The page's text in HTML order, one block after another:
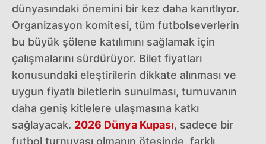
dünyasındaki önemini bir kez daha kanıtlıyor.
Organizasyon komitesi, tüm futbolseverlerin
bu büyük şölene katılımını sağlamak için
çalışmalarını sürdürüyor. Bilet fiyatları
konusundaki eleştirilerin dikkate alınması ve
uygun fiyatlı biletlerin sunulması, turnuvanın
daha geniş kitlelere ulaşmasına katkı
sağlayacak. 2026 Dünya Kupası, sadece bir
futbol turnuvası olmanın ötesinde, farklı